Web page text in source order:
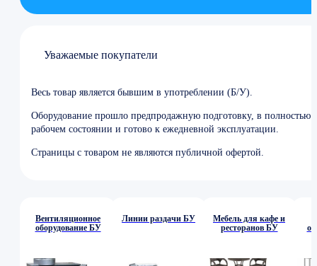
Уважаемые покупатели
Весь товар является бывшим в употреблении (Б/У).
Оборудование прошло предпродажную подготовку, в полностью
рабочем состоянии и готово к ежедневной эксплуатации.
Страницы с товаром не являются публичной офертой.
Вентиляционное
оборудование БУ
Линии раздачи БУ
Мебель для кафе и
ресторанов БУ